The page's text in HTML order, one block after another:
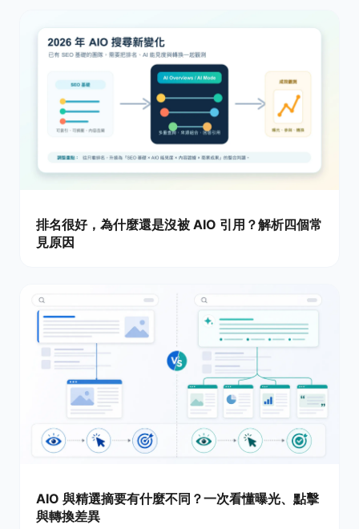
排名很好，為什麼還是沒被 AIO 引用？解析四個常
見原因
AIO 與精選摘要有什麼不同？一次看懂曝光、點擊
與轉換差異